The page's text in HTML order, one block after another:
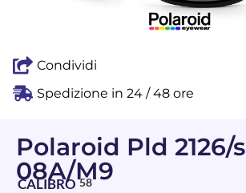
Condividi
Spedizione in 24 / 48 ore
Polaroid Pld 2126/s
08A/M9
CALIBRO 58